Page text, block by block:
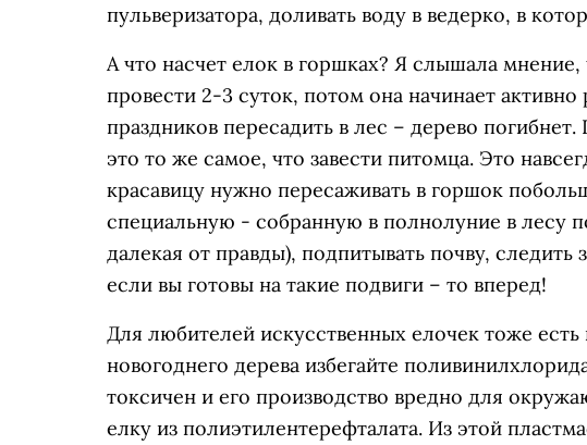
пульверизатора, доливать воду в ведерко, в
А что насчет елок в горшках? Я слышала мнение,
провести 2-3 суток, потом она начинает
праздников пересадить в лес – дерево
это то же самое, что завести питомца. Это
красавицу нужно пересаживать в горшок
специальную - собранную в полнолуние в лесу
далекая от правды), подпитывать почву,
если вы готовы на такие подвиги – то вперед!
Для любителей искусственных елочек тоже
новогоднего дерева избегайте
токсичен и его производство вредно для
елку из полиэтилентерефталата. Из этой